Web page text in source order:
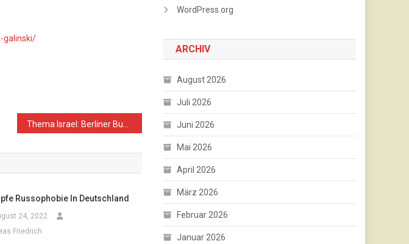
galinski/
Russophobie In Deutschland
24, 2022
Friedrich
WordPress.org
ARCHIV
August 2026
Juli 2026
Juni 2026
Mai 2026
April 2026
März 2026
Februar 2026
Januar 2026